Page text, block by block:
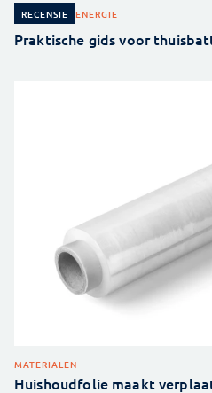
RECENSIE ENERGIE
Praktische gids voor
MATERIALEN
Huishoudfolie maakt